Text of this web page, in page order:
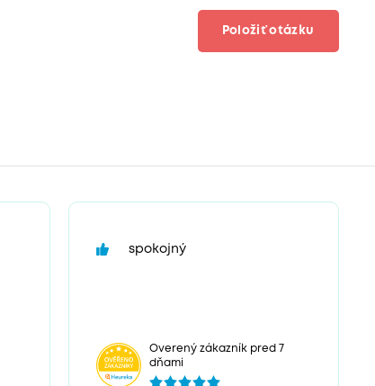
Položiť otázku
spokojný
Overený zákazník pred 7
dňami